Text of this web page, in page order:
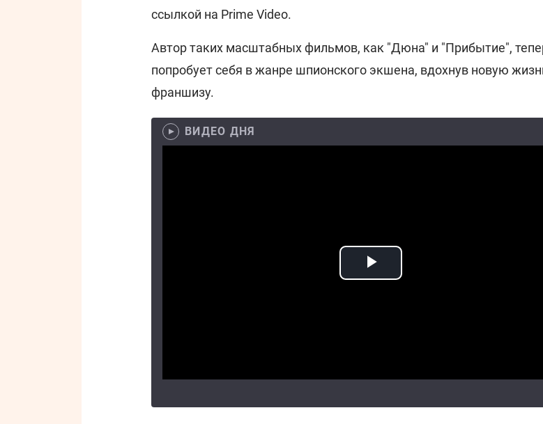
ссылкой на Prime Video.
Автор таких масштабных фильмов, как "Дюна" и "Прибытие",
попробует себя в жанре шпионского экшена, вдохнув новую
франшизу.
ВИДЕО ДНЯ